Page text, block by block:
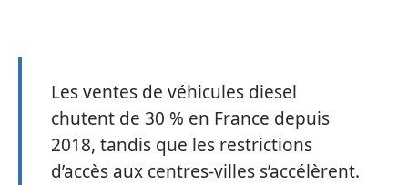
Les ventes de véhicules diesel
chutent de 30 % en France depuis
2018, tandis que les restrictions
d’accès aux centres-villes s’accélèrent.